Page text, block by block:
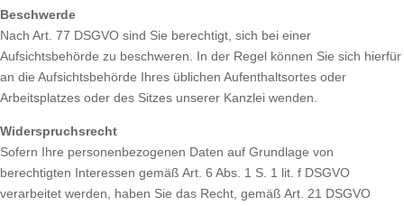
Beschwerde
Nach Art. 77 DSGVO sind Sie berechtigt, sich bei einer
Aufsichtsbehörde zu beschweren. In der Regel können Sie sich hierfür
an die Aufsichtsbehörde Ihres üblichen Aufenthaltsortes oder
Arbeitsplatzes oder des Sitzes unserer Kanzlei wenden.
Widerspruchsrecht
Sofern Ihre personenbezogenen Daten auf Grundlage von
berechtigten Interessen gemäß Art. 6 Abs. 1 S. 1 lit. f DSGVO
verarbeitet werden, haben Sie das Recht, gemäß Art. 21 DSGVO